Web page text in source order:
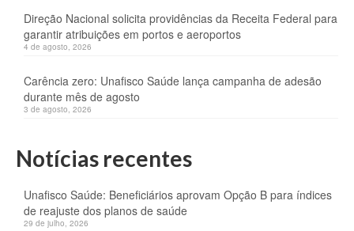
Direção Nacional solicita providências da Receita Federal para
garantir atribuições em portos e aeroportos
4 de agosto, 2026
Carência zero: Unafisco Saúde lança campanha de adesão
durante mês de agosto
3 de agosto, 2026
Notícias recentes
Unafisco Saúde: Beneficiários aprovam Opção B para índices
de reajuste dos planos de saúde
29 de julho, 2026